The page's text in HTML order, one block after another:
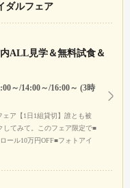
ダルフェア
ALL見学＆無料試食＆
～/14:00～/16:00～ (3時
ア【1日1組貸切】誰とも被
してみて。このフェア限定で■
ール10万円OFF■フォトアイ